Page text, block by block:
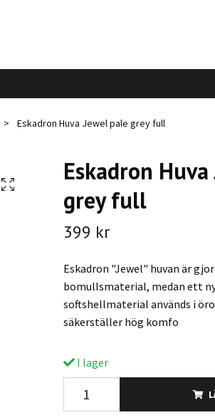
Eskadron Huva Jewel pale grey full
Eskadron
grey full
399 kr
Eskadron "Jewel" huvan är
bomullsmaterial, medan ett
softshellmaterial används i
säkerställer hög komfo
I lager